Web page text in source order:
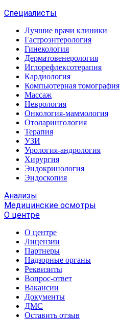
Специалисты
Лучшие врачи клиники
Гастроэнтерология
Гинекология
Дерматовенерология
Иглорефлексотерапия
Кардиология
Компьютерная томография
Массаж
Неврология
Онкология-маммология
Отоларингология
Терапия
УЗИ
Урология-андрология
Хирургия
Эндокринология
Эндоскопия
Анализы
Медицинские осмотры
О центре
О центре
Лицензии
Партнеры
Надзорные органы
Реквизиты
Вопрос-ответ
Вакансии
Документы
ДМС
Оставить отзыв